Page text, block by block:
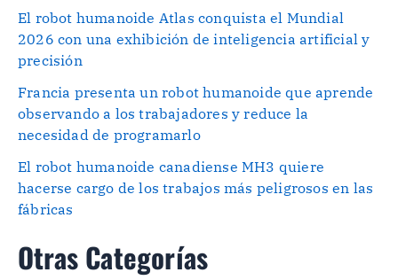
El robot humanoide Atlas conquista el Mundial
2026 con una exhibición de inteligencia artificial y
precisión
Francia presenta un robot humanoide que aprende
observando a los trabajadores y reduce la
necesidad de programarlo
El robot humanoide canadiense MH3 quiere
hacerse cargo de los trabajos más peligrosos en las
fábricas
Otras Categorías